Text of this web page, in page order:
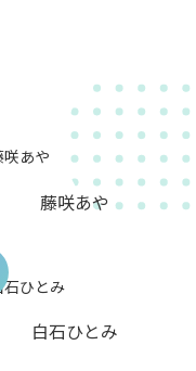
藤咲あや
白石ひとみ